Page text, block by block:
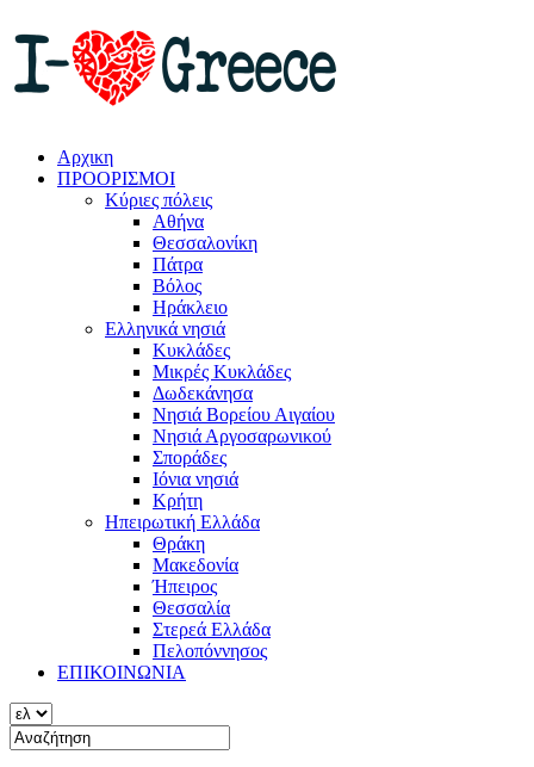
Αρχικη
ΠΡΟΟΡΙΣΜΟΙ
Κύριες πόλεις
Αθήνα
Θεσσαλονίκη
Πάτρα
Βόλος
Ηράκλειο
Ελληνικά νησιά
Κυκλάδες
Μικρές Κυκλάδες
Δωδεκάνησα
Νησιά Βορείου Αιγαίου
Νησιά Αργοσαρωνικού
Σποράδες
Ιόνια νησιά
Κρήτη
Ηπειρωτική Ελλάδα
Θράκη
Μακεδονία
Ήπειρος
Θεσσαλία
Στερεά Ελλάδα
Πελοπόννησος
ΕΠΙΚΟΙΝΩΝΙΑ